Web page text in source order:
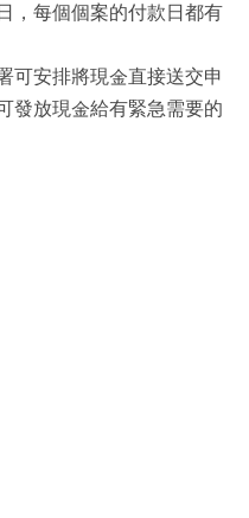
，每個個案的付款日都有
可安排將現金直接送交申
發放現金給有緊急需要的